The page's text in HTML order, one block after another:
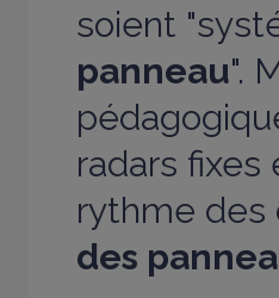
soient
panneau".
radars
rythme des
des